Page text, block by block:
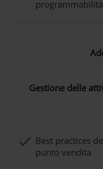
programmabilità
Gestione delle
Best practices
punto vendita